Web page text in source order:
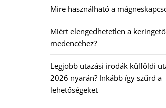
Mire használható a
Miért elengedhetetlen a
medencéhez?
Legjobb utazási irodák külföldi
2026 nyarán? Inkább így szűrd a
lehetőségeket